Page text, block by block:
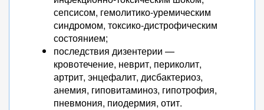
сепсисом, гемолитико-уремическим
синдромом, токсико-дистрофическим
состоянием;
последствия дизентерии —
кровотечение, неврит, периколит,
артрит, энцефалит, дисбактериоз,
анемия, гиповитаминоз, гипотрофия,
пневмония, пиодермия, отит.